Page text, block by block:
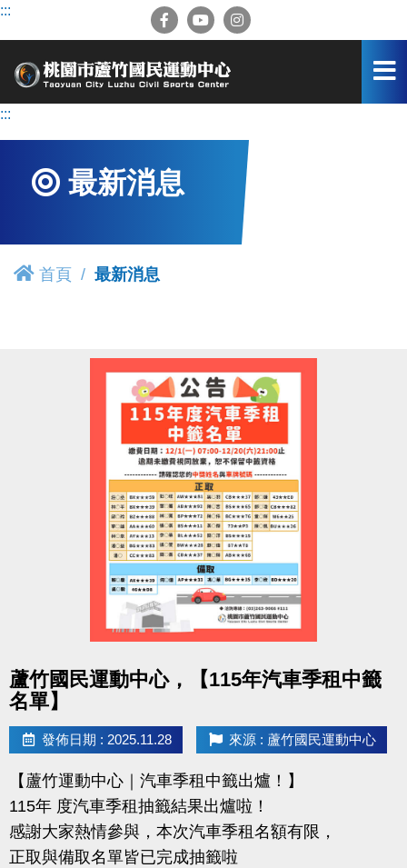
跳
容
:::
:::
最新消息
首頁 最新消息
蘆竹國民運動中心，【115年汽車季租中籤
名單】
發佈日期 : 2025.11.28 來源 : 蘆竹國民運動中心
【蘆竹運動中心｜汽車季租中籤出爐！】
115年 度汽車季租抽籤結果出爐啦！
感謝大家熱情參與，本次汽車季租名額有限，
正取與備取名單皆已完成抽籤啦